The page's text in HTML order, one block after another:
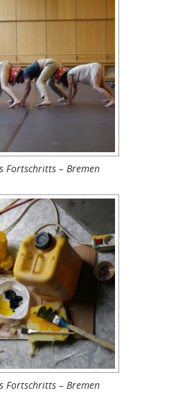
Fortschritts – Bremen
Fortschritts – Bremen